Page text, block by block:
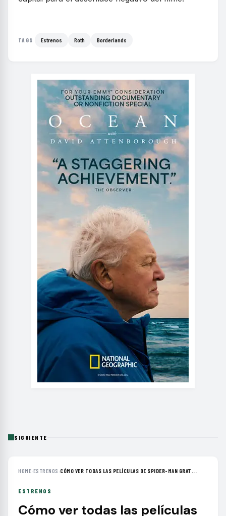
TAGS Estrenos Roth Borderlands
SIGUIENTE
HOME›ESTRENOS ›CÓMO VER TODAS LAS PELÍCULAS DE SPIDER-MAN GRAT...
ESTRENOS
Cómo ver todas las películas